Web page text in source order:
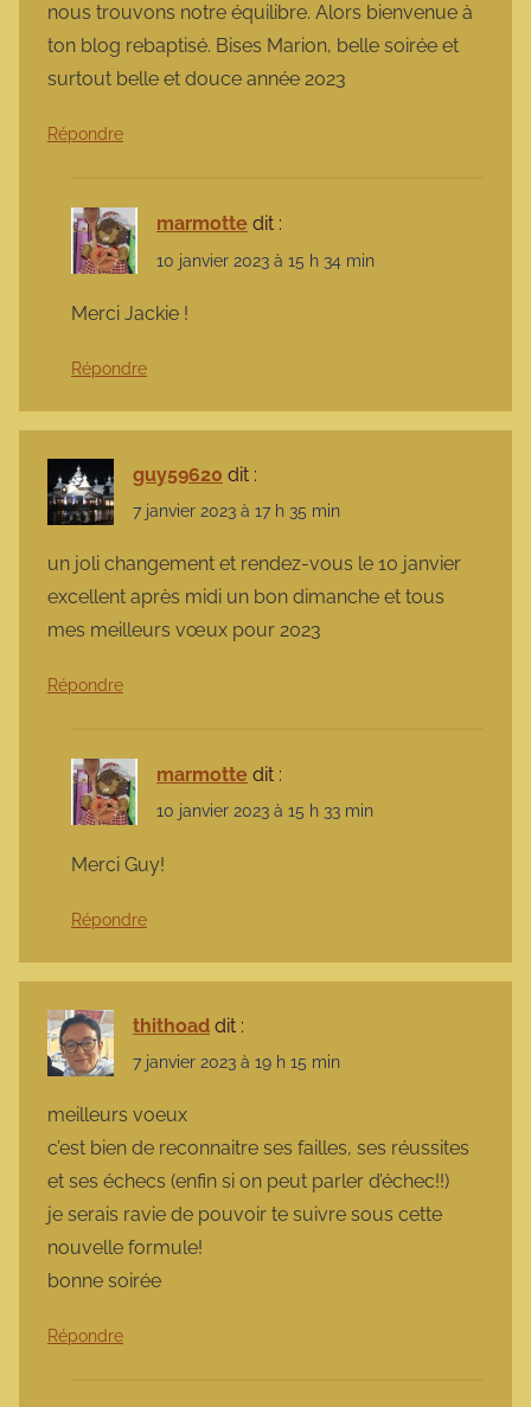
nous trouvons notre équilibre. Alors bienvenue à
ton blog rebaptisé. Bises Marion, belle soirée et
surtout belle et douce année 2023
Répondre
marmotte dit :
10 janvier 2023 à 15 h 34 min
Merci Jackie !
Répondre
guy59620 dit :
7 janvier 2023 à 17 h 35 min
un joli changement et rendez-vous le 10 janvier
excellent après midi un bon dimanche et tous
mes meilleurs vœux pour 2023
Répondre
marmotte dit :
10 janvier 2023 à 15 h 33 min
Merci Guy!
Répondre
thithoad dit :
7 janvier 2023 à 19 h 15 min
meilleurs voeux
c’est bien de reconnaitre ses failles, ses réussites
et ses échecs (enfin si on peut parler d’échec!!)
je serais ravie de pouvoir te suivre sous cette
nouvelle formule!
bonne soirée
Répondre